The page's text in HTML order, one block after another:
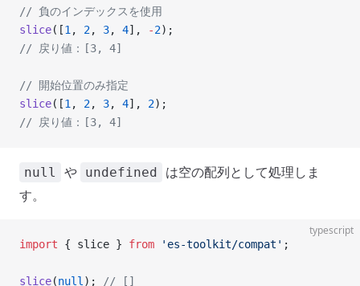
// 負のインデックスを使用
slice([1 , 2, 3, 4], -2);
// 戻り値：[3, 4]
// 開始位置のみ指定
slice([1 , 2, 3, 4], 2);
// 戻り値：[3, 4]
null や undefined
は空の配列として処理しま
す。
typescript
import { slice } from 'es-toolkit/compat' ;
slice(null );
// []